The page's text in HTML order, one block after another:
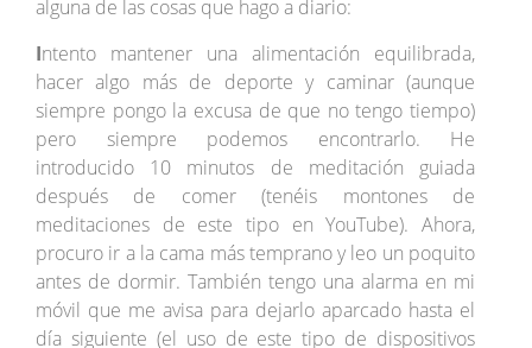
alguna de las cosas que hago a diario:
Intento mantener una alimentación equilibrada,
hacer algo más de deporte y caminar (aunque
siempre pongo la excusa de que no tengo tiempo)
pero siempre podemos encontrarlo. He
introducido 10 minutos de meditación guiada
después de comer (tenéis montones de
meditaciones de este tipo en YouTube). Ahora,
procuro ir a la cama más temprano y leo un poquito
antes de dormir. También tengo una alarma en mi
móvil que me avisa para dejarlo aparcado hasta el
día siguiente (el uso de este tipo de dispositivos